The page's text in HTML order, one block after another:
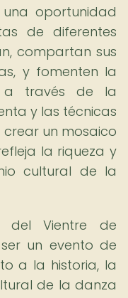
oportunidad
de diferentes
compartan sus
y fomenten la
a través de la
y las técnicas
un mosaico
la riqueza y
cultural de la
del Vientre de
un evento de
a la historia, la
de la danza